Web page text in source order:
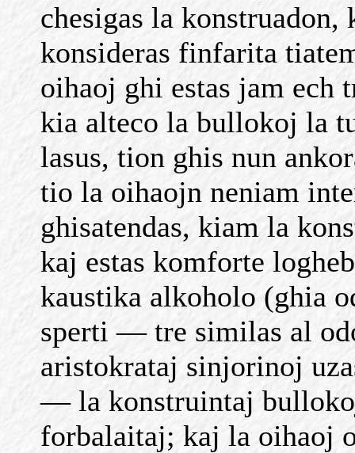
chesigas la
konsideras finfarita
oihaoj ghi estas jam ech
kia alteco la bullokoj la
lasus, tion ghis nun
tio la oihaojn neniam
ghisatendas, kiam la
kaj estas komforte
kaustika alkoholo (ghia
sperti — tre similas al
aristokrataj sinjorinoj
— la konstruintaj
forbalaitaj; kaj la oihaoj